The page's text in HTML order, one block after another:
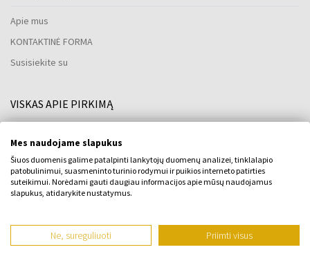
Apie mus
KONTAKTINĖ FORMA
Susisiekite su
VISKAS APIE PIRKIMĄ
Bendrosios sąlygos
Privatumo politika
SKUNDO FORMA
Kada gausiu užsakytas prekes?
Mes naudojame slapukus
Šiuos duomenis galime patalpinti lankytojų duomenų analizei, tinklalapio
patobulinimui, suasmeninto turinio rodymui ir puikios interneto patirties
suteikimui. Norėdami gauti daugiau informacijos apie mūsų naudojamus
slapukus, atidarykite nustatymus.
Ne, sureguliuoti Priimti visus